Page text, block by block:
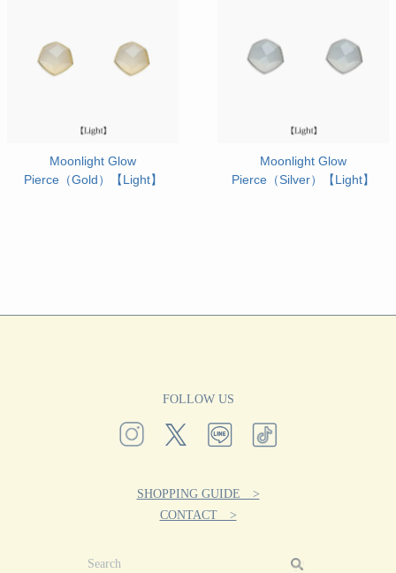
Moonlight Glow
Pierce（Gold）【Light】
Moonlight Glow
Pierce（Silver）【Light】
FOLLOW US
SHOPPING GUIDE >
CONTACT >